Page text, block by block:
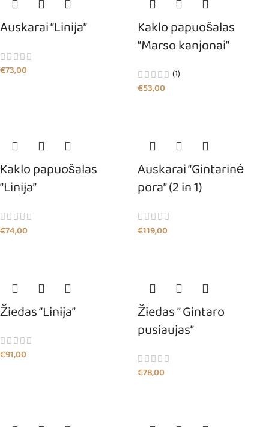
Auskarai “Linija”
€73,00
Kaklo papuošalas
“Marso kanjonai”
(1)
€53,00
Kaklo papuošalas
“Linija”
€74,00
Auskarai “Gintarinė
pora” (2 in 1)
€119,00
Žiedas “Linija”
€91,00
Žiedas ” Gintaro
pusiaujas”
€78,00